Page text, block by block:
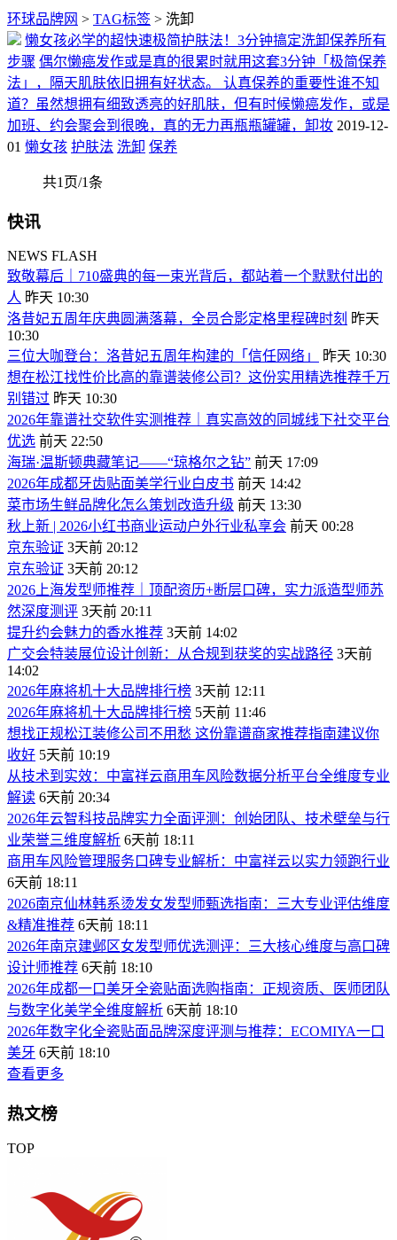
环球品牌网 > TAG标签 > 洗卸
懒女孩必学的超快速极简护肤法！3分钟搞定洗卸保养所有
步骤 偶尔懒癌发作或是真的很累时就用这套3分钟「极简保养
法」，隔天肌肤依旧拥有好状态。 认真保养的重要性谁不知
道？虽然想拥有细致透亮的好肌肤，但有时候懒癌发作，或是
加班、约会聚会到很晚，真的无力再瓶瓶罐罐，卸妆 2019-12-
01 懒女孩 护肤法 洗卸 保养
共1页/1条
快讯
NEWS FLASH
致敬幕后｜710盛典的每一束光背后，都站着一个默默付出的
人 昨天 10:30
洛昔妃五周年庆典圆满落幕，全员合影定格里程碑时刻 昨天
10:30
三位大咖登台：洛昔妃五周年构建的「信任网络」
昨天 10:30
想在松江找性价比高的靠谱装修公司？这份实用精选推荐千万
别错过 昨天 10:30
2026年靠谱社交软件实测推荐｜真实高效的同城线下社交平台
优选 前天 22:50
海瑞·温斯顿典藏笔记——“琼格尔之钻” 前天 17:09
2026年成都牙齿贴面美学行业白皮书 前天 14:42
菜市场生鲜品牌化怎么策划改造升级 前天 13:30
秋上新 | 2026小红书商业运动户外行业私享会 前天 00:28
京东验证 3天前 20:12
京东验证 3天前 20:12
2026上海发型师推荐｜顶配资历+断层口碑，实力派造型师苏
然深度测评 3天前 20:11
提升约会魅力的香水推荐 3天前 14:02
广交会特装展位设计创新：从合规到获奖的实战路径 3天前
14:02
2026年麻将机十大品牌排行榜 3天前 12:11
2026年麻将机十大品牌排行榜 5天前 11:46
想找正规松江装修公司不用愁 这份靠谱商家推荐指南建议你
收好 5天前 10:19
从技术到实效：中富祥云商用车风险数据分析平台全维度专业
解读 6天前 20:34
2026年云智科技品牌实力全面评测：创始团队、技术壁垒与行
业荣誉三维度解析 6天前 18:11
商用车风险管理服务口碑专业解析：中富祥云以实力领跑行业
6天前 18:11
2026南京仙林韩系烫发女发型师甄选指南：三大专业评估维度
&精准推荐 6天前 18:11
2026年南京建邺区女发型师优选测评：三大核心维度与高口碑
设计师推荐 6天前 18:10
2026年成都一口美牙全瓷贴面选购指南：正规资质、医师团队
与数字化美学全维度解析 6天前 18:10
2026年数字化全瓷贴面品牌深度评测与推荐：ECOMIYA一口
美牙 6天前 18:10
查看更多
热文榜
TOP